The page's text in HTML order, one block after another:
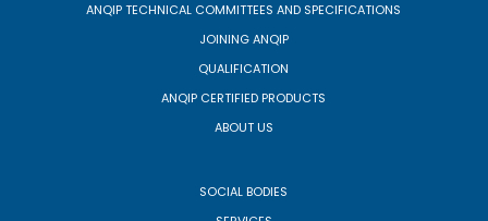
ANQIP TECHNICAL COMMITTEES AND SPECIFICATIONS
JOINING ANQIP
QUALIFICATION
ANQIP CERTIFIED PRODUCTS
ABOUT US
SOCIAL BODIES